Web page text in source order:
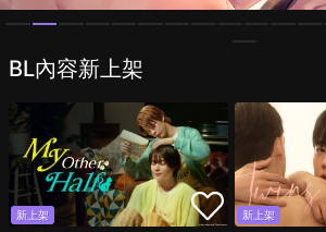
BL內容新上架
新上架 新上架